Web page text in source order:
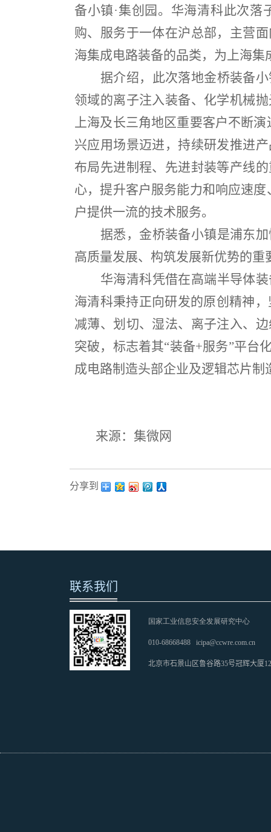
备小镇·集创园。华海清科此次落
购、服务于一体在沪总部，主营
海集成电路装备的品类，为上海
据介绍，此次落地金桥装备
领域的离子注入装备、化学机械
上海及长三角地区重要客户不断
兴应用场景迈进，持续研发推进
布局先进制程、先进封装等产线
心，提升客户服务能力和响应速度
户提供一流的技术服务。
据悉，金桥装备小镇是浦东
高质量发展、构筑发展新优势的重
华海清科凭借在高端半导体
海清科秉持正向研发的原创精神
减薄、划切、湿法、离子注入、
突破，标志着其“装备+服务”平台
成电路制造头部企业及逻辑芯片
来源：集微网
分享到：
联系我们
国家工业信息安全发展研究中心
010-68668488 icipa@ccwre.com.cn
北京市石景山区鲁谷路35号冠辉大厦